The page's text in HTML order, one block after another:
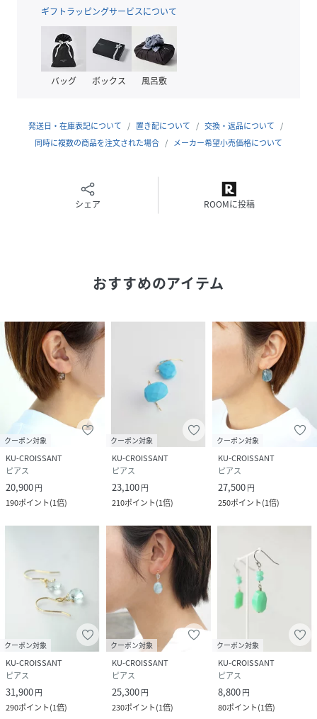
※天然石を使用しているため、自然のクラックやインクルー
ります。
※ジュエリーBOXおよびその他付属品に多少のキズが見られ
す。予めご了承くださいませ。
しています。メイドインジャパンにこだわったジュエリー
◆インフォメーション◆
・ショップのお気に入り登録
お得情報を受取ることができます♪
ぜひご登録ください♪
・商品のお気に入り登録
再入荷通知を受け取ることができます☆
ぜひご登録ください☆
性別タイプ レディース
K10イエローゴールド/プレナイト
サイズ ONESIZE
品番
AE4757_LP0K171002
LP0K171002-051-0 AE4757
ギフトラッピングサービスについて
バッグ ボックス 風呂敷
発送日・在庫表記について 置き配について
交換・返品について
同時に複数の商品を注文された場合
メーカー希望小売価格について
シェア ROOMに投稿
おすすめのアイテム
クーポン対象
KU-CROISSANT
ピアス
20,900円
190ポイント(1倍)
クーポン対象
KU-CROISSANT
ピアス
23,100円
210ポイント(1倍)
クーポン対象
KU-CROISSANT
ピアス
27,500円
250ポイント(1倍)
クーポン対象
KU-CROISSANT
ピアス
31,900円
290ポイント(1倍)
クーポン対象
KU-CROISSANT
ピアス
25,300円
230ポイント(1倍)
クーポン対象
KU-CROISSANT
ピアス
8,800円
80ポイント(1倍)